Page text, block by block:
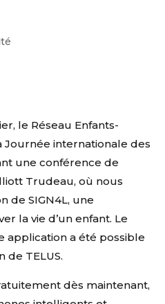
le Réseau Enfants-
internationale des
une conférence de
Trudeau, où nous
de SIGN4L, une
la vie d’un enfant. Le
a été possible
de TELUS.
dès maintenant,